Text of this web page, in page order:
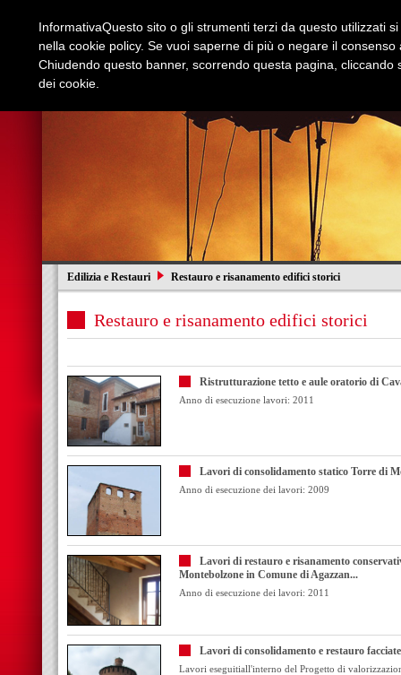
Edilizia e Restauri Restauro e risanamento edifici storici
Restauro e risanamento edifici storici
Ristrutturazione tetto e aule oratorio di
Anno di esecuzione lavori: 2011
Lavori di consolidamento statico Torre di
Anno di esecuzione dei lavori: 2009
Lavori di restauro e risanamento
Montebolzone in Comune di Agazzan...
Anno di esecuzione dei lavori: 2011
Lavori di consolidamento e restauro
Lavori eseguitiall'interno del Progetto di
InformativaQuesto sito o gli strumenti terzi da questo utilizzati
nella cookie policy. Se vuoi saperne di più o negare il
Chiudendo questo banner, scorrendo questa pagina,
dei cookie.